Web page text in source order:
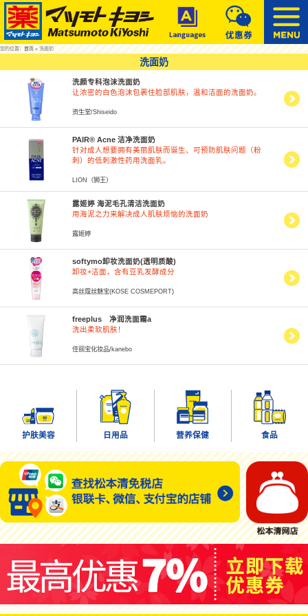
您的位置：首页» 洗面奶
洗面奶
洗颜专科泡沫洗面奶
让浓密的白色泡沫包裹住脸部肌肤，温和洁面的洗面奶。
资生堂/Shiseido
PAIR® Acne 洁净洗面奶
针对成人想要拥有美丽肌肤而诞生、可预防肌肤问题（粉
刺）的低刺激性药用洗面乳。
LION（狮王）
露姬婷 海泥毛孔清洁洗面奶
用海泥之力来解决成人肌肤烦恼的洗面奶
露姬婷
softymo卸妆洗面奶(透明质酸)
卸妆+洁面，含有豆乳发酵成分
高丝蔻丝魅宝(KOSE COSMEPORT)
freeplus 净润洗面霜a
洗出柔软肌肤！
佳丽宝化妆品/kanebo
护肤美容 日用品 营养保健 食品